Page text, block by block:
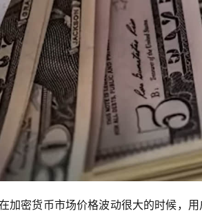
加密货币市场价格波动很大的时候，